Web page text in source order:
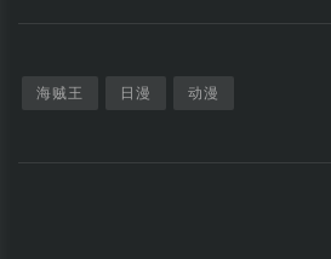
海贼王 日漫 动漫